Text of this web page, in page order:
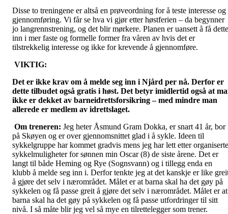
Disse to treningene er altså en prøveordning for å teste interesse og
gjennomføring. Vi får se hva vi gjør etter høstferien – da begynner
jo langrennstrening, og det blir mørkere. Planen er uansett å få dette
inn i mer faste og formelle former fra våren av hvis det er
tilstrekkelig interesse og ikke for krevende å gjennomføre.
VIKTIG:
Det er ikke krav om å melde seg inn i Njård per nå. Derfor er
dette tilbudet også gratis i høst. Det betyr imidlertid også at
ikke er dekket av barneidrettsforsikring – med mindre man
allerede er medlem av idrettslaget.
Om treneren: Jeg heter Åsmund Gram Dokka, er snart 41 år, bor
på Skøyen og er over gjennomsnittet glad i å sykle. Ideen til
sykkelgruppe har kommet gradvis mens jeg har lett etter organiserte
sykkelmuligheter for sønnen min Oscar (8) de siste årene. Det er
langt til både Heming og Rye (Sognsvann) og i tillegg enda en
klubb å melde seg inn i. Derfor tenkte jeg at det kanskje er like
å gjøre det selv i nærområdet. Målet er at barna skal ha det gøy på
sykkelen og få passe greit å gjøre det selv i nærområdet. Målet er at
barna skal ha det gøy på sykkelen og få passe utfordringer til sitt
nivå. I så måte blir jeg vel så mye en tilrettelegger som trener.